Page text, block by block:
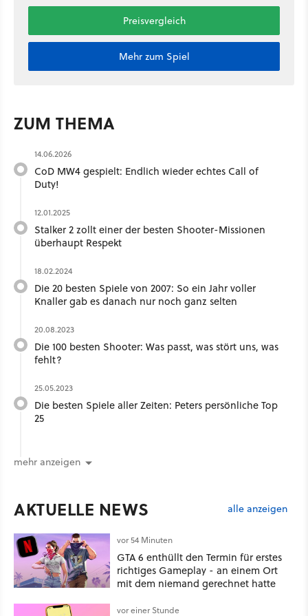
Preisvergleich
Mehr zum Spiel
ZUM THEMA
14.06.2026
CoD MW4 gespielt: Endlich wieder echtes Call of
Duty!
12.01.2025
Stalker 2 zollt einer der besten Shooter-Missionen
überhaupt Respekt
18.02.2024
Die 20 besten Spiele von 2007: So ein Jahr voller
Knaller gab es danach nur noch ganz selten
20.08.2023
Die 100 besten Shooter: Was passt, was stört uns, was
fehlt?
25.05.2023
Die besten Spiele aller Zeiten: Peters persönliche Top
25
mehr anzeigen
AKTUELLE NEWS alle anzeigen
vor 54 Minuten
GTA 6 enthüllt den Termin für erstes
richtiges Gameplay - an einem Ort
mit dem niemand gerechnet hatte
vor einer Stunde